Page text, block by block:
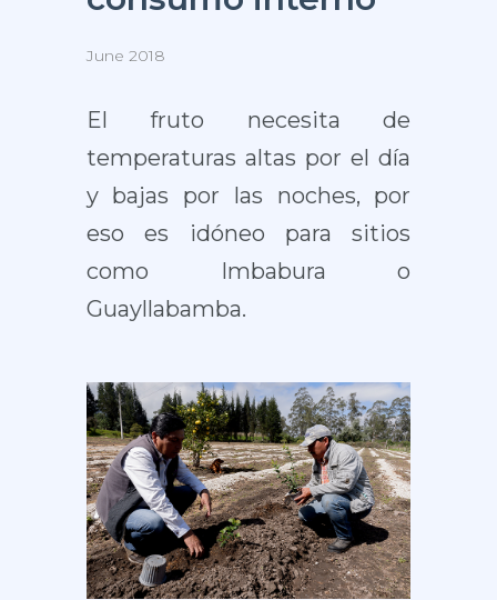
June 2018
El fruto necesita de
temperaturas altas por el día
y bajas por las noches, por
eso es idóneo para sitios
como Imbabura o
Guayllabamba.